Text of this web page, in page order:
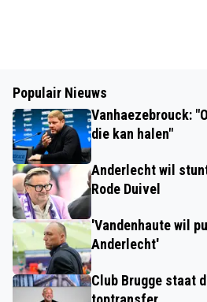
Populair Nieuws
Vanhaezebrouck:
die kan halen"
Anderlecht wil
Rode Duivel
'Vandenhaute wil
Anderlecht'
Club Brugge staat